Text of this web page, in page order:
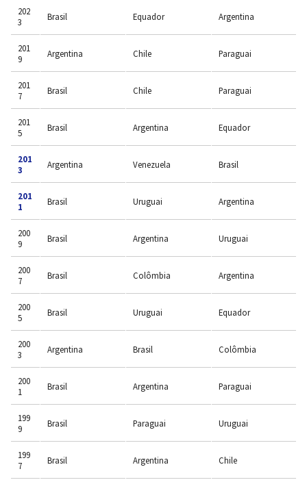
202
3
Brasil Equador Argentina
201
9
Argentina Chile Paraguai
201
7
Brasil Chile Paraguai
201
5
Brasil Argentina Equador
201
3
Argentina Venezuela Brasil
201
1
Brasil Uruguai Argentina
200
9
Brasil Argentina Uruguai
200
7
Brasil Colômbia Argentina
200
5
Brasil Uruguai Equador
200
3
Argentina Brasil Colômbia
200
1
Brasil Argentina Paraguai
199
9
Brasil Paraguai Uruguai
199
7
Brasil Argentina Chile